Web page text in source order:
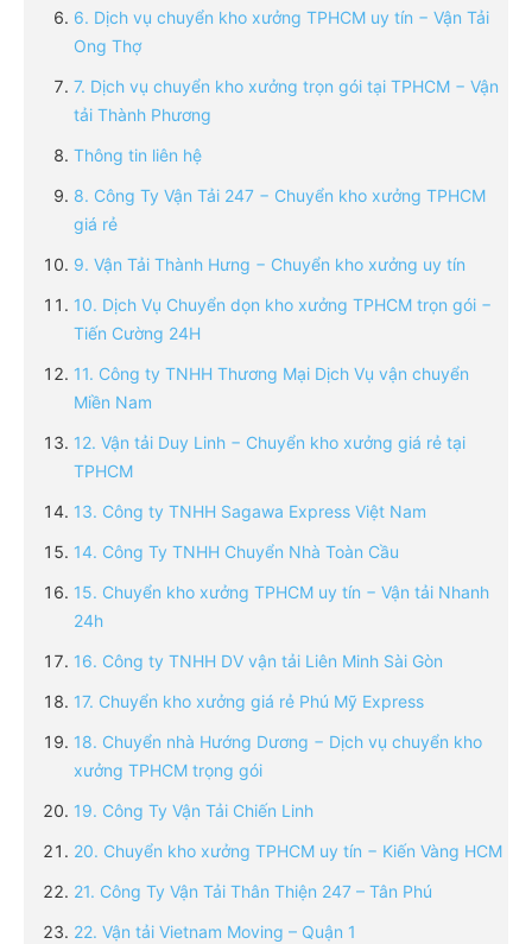
6. Dịch vụ chuyển kho xưởng TPHCM uy tín − Vận Tải
Ong Thợ
7. Dịch vụ chuyển kho xưởng trọn gói tại TPHCM − Vận
tải Thành Phương
Thông tin liên hệ
8. Công Ty Vận Tải 247 − Chuyển kho xưởng TPHCM
giá rẻ
9. Vận Tải Thành Hưng − Chuyển kho xưởng uy tín
10. Dịch Vụ Chuyển dọn kho xưởng TPHCM trọn gói −
Tiến Cường 24H
11. Công ty TNHH Thương Mại Dịch Vụ vận chuyển
Miền Nam
12. Vận tải Duy Linh − Chuyển kho xưởng giá rẻ tại
TPHCM
13. Công ty TNHH Sagawa Express Việt Nam
14. Công Ty TNHH Chuyển Nhà Toàn Cầu
15. Chuyển kho xưởng TPHCM uy tín − Vận tải Nhanh
24h
16. Công ty TNHH DV vận tải Liên Minh Sài Gòn
17. Chuyển kho xưởng giá rẻ Phú Mỹ Express
18. Chuyển nhà Hướng Dương − Dịch vụ chuyển kho
xưởng TPHCM trọng gói
19. Công Ty Vận Tải Chiến Linh
20. Chuyển kho xưởng TPHCM uy tín − Kiến Vàng HCM
21. Công Ty Vận Tải Thân Thiện 247 – Tân Phú
22. Vận tải Vietnam Moving – Quận 1